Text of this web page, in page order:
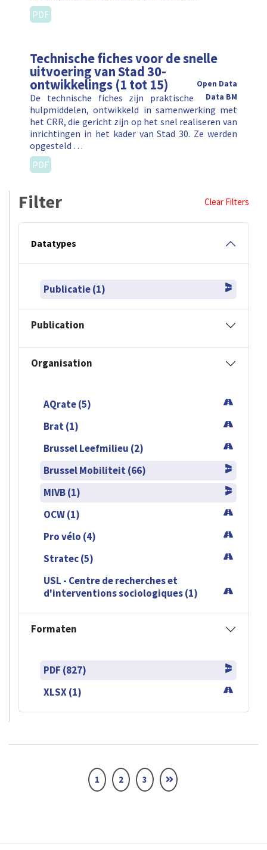
PDF
Technische fiches voor de snelle
uitvoering van Stad 30-
ontwikkelings (1 tot 15)
Open Data
Data BM
De technische fiches zijn praktische
hulpmiddelen, ontwikkeld in samenwerking met
het CRR, die gericht zijn op het snel realiseren van
inrichtingen in het kader van Stad 30. Ze werden
opgesteld …
PDF
Filter Clear Filters
Datatypes
Publicatie (1)
Publication
Organisation
AQrate (5)
Brat (1)
Brussel Leefmilieu (2)
Brussel Mobiliteit (66)
MIVB (1)
OCW (1)
Pro vélo (4)
Stratec (5)
USL - Centre de recherches et
d'interventions sociologiques (1)
Formaten
PDF (827)
XLSX (1)
1 2 3